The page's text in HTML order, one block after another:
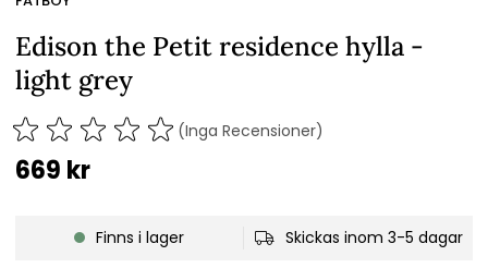
Edison the Petit residence hylla -
light grey
(Inga Recensioner)
669 kr
Finns i lager Skickas inom 3-5 dagar